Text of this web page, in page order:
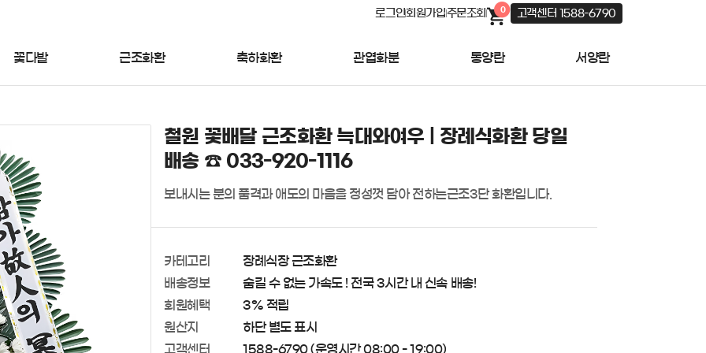
로그인회원가입주문조회 0 고객센터 1588-6790
꽃다발 근조화환 축하화환 관엽화분 동양란 서양란
철원 꽃배달 근조화환 늑대와여우 | 장례식화환 당일
배송 ☎ 033-920-1116
보내시는 분의 품격과 애도의 마음을 정성껏 담아 전하는근조3단 화환입니다.
카테고리
장례식장 근조화환
배송정보
숨길 수 없는 가속도 ! 전국 3시간 내 신속 배송!
회원혜택
3% 적립
원산지
하단 별도 표시
고객센터
1588-6790 (운영시간 08:00 - 19:00)